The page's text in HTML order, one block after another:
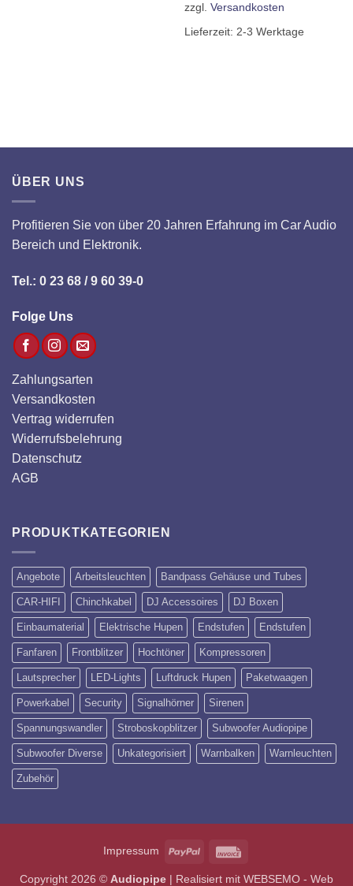
zzgl. Versandkosten
Lieferzeit: 2-3 Werktage
ÜBER UNS
Profitieren Sie von über 20 Jahren Erfahrung im Car Audio
Bereich und Elektronik.
Tel.: 0 23 68 / 9 60 39-0
Folge Uns
Zahlungsarten
Versandkosten
Vertrag widerrufen
Widerrufsbelehrung
Datenschutz
AGB
PRODUKTKATEGORIEN
Angebote Arbeitsleuchten Bandpass Gehäuse und Tubes
CAR-HIFI Chinchkabel DJ Accessoires DJ Boxen
Einbaumaterial Elektrische Hupen Endstufen Endstufen
Fanfaren Frontblitzer Hochtöner Kompressoren
Lautsprecher LED-Lights Luftdruck Hupen Paketwaagen
Powerkabel Security Signalhörner Sirenen
Spannungswandler Stroboskopblitzer Subwoofer Audiopipe
Subwoofer Diverse Unkategorisiert Warnbalken Warnleuchten
Zubehör
Impressum PayPal
Copyright 2026 © Audiopipe | Realisiert mit WEBSEMO - Web